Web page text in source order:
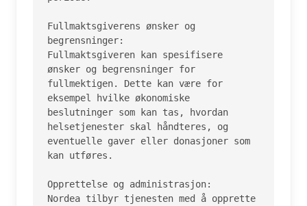
Fullmaktsgiverens ønsker og
begrensninger:
Fullmaktsgiveren kan spesifisere
ønsker og begrensninger for
fullmektigen. Dette kan være for
eksempel hvilke økonomiske
beslutninger som kan tas, hvordan
helsetjenester skal håndteres, og
eventuelle gaver eller donasjoner som
kan utføres.
Opprettelse og administrasjon:
Nordea tilbyr tjenesten med å opprette